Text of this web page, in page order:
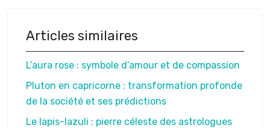
Articles similaires
L’aura rose : symbole d’amour et de compassion
Pluton en capricorne : transformation profonde
de la société et ses prédictions
Le lapis-lazuli : pierre céleste des astrologues